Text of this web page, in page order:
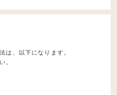
は、以下になります。
。